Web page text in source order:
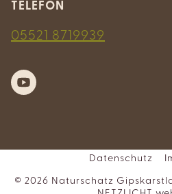
TELEFON
05521 8719939
© 2026 Naturschatz
Datenschutz